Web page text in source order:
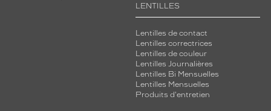
LENTILLES
Lentilles de contact
Lentilles correctrices
Lentilles de couleur
Lentilles Journalières
Lentilles Bi Mensuelles
Lentilles Mensuelles
Produits d'entretien